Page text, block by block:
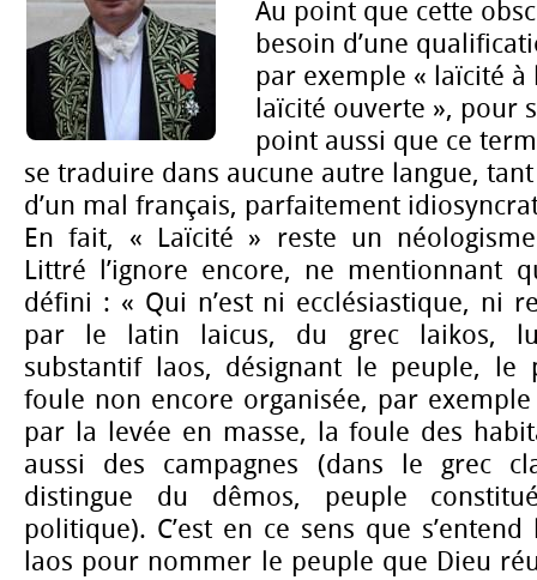
Au point que cette
besoin d’une
par exemple « laïcité à
laïcité ouverte », pour
point aussi que ce
se traduire dans aucune autre langue, tant
d’un mal français, parfaitement
En fait, « Laïcité » reste un
Littré l’ignore encore, ne mentionnant
défini : « Qui n’est ni ecclésiastique, ni
par le latin laicus, du grec laikos,
substantif laos, désignant le peuple, le
foule non encore organisée, par exemple
par la levée en masse, la foule des
aussi des campagnes (dans le grec
distingue du dêmos, peuple
politique). C’est en ce sens que
laos pour nommer le peuple que Dieu